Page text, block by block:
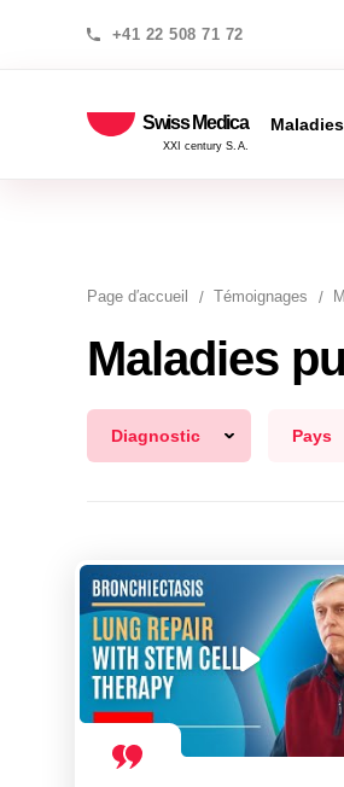
+41 22 508 71 72
Swiss Medica
XXI century S.A.
Maladies
Page d′accueil Témoignages
Maladies
Diagnostic Pays